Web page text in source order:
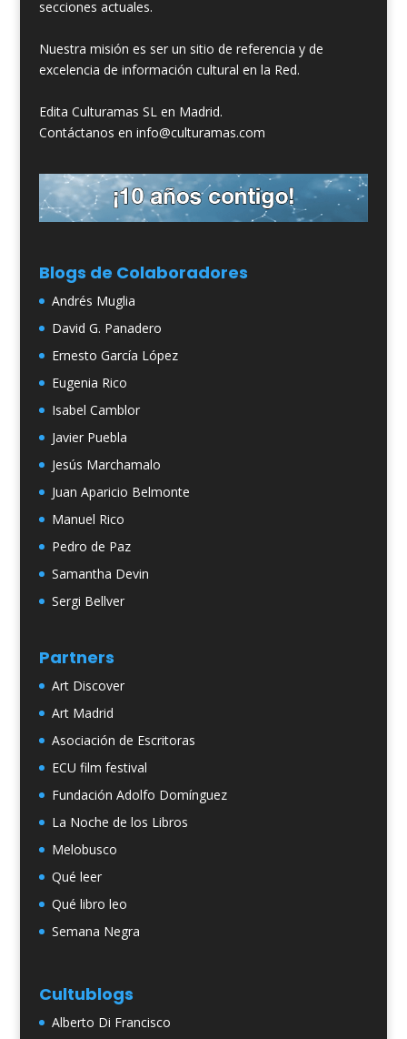
secciones actuales.
Nuestra misión es ser un sitio de referencia y de
excelencia de información cultural en la Red.
Edita Culturamas SL en Madrid.
Contáctanos en info@culturamas.com
Blogs de Colaboradores
Andrés Muglia
David G. Panadero
Ernesto García López
Eugenia Rico
Isabel Camblor
Javier Puebla
Jesús Marchamalo
Juan Aparicio Belmonte
Manuel Rico
Pedro de Paz
Samantha Devin
Sergi Bellver
Partners
Art Discover
Art Madrid
Asociación de Escritoras
ECU film festival
Fundación Adolfo Domínguez
La Noche de los Libros
Melobusco
Qué leer
Qué libro leo
Semana Negra
Cultublogs
Alberto Di Francisco